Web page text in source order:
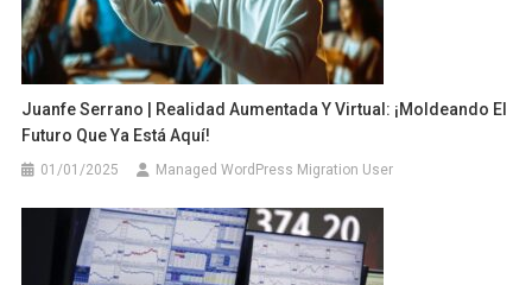
Juanfe Serrano | Realidad Aumentada Y Virtual: ¡Moldeando El
Futuro Que Ya Está Aquí!
01/01/2025 Managed WordPress Migration User